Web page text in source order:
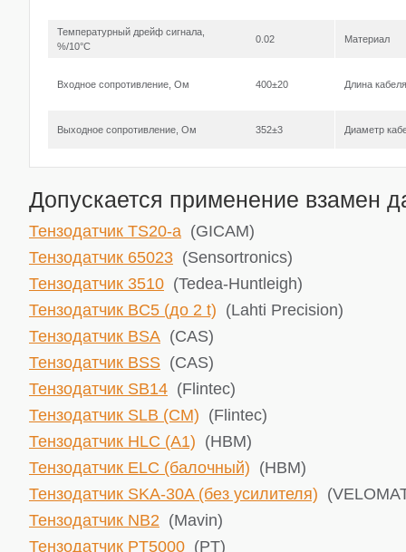
Температурный дрейф сигнала,
%/10°С
0.02 Материал
Входное сопротивление, Ом 400±20 Длина
Выходное сопротивление, Ом 352±3 Диаметр
Допускается применение взамен
Тензодатчик TS20-a (GICAM)
Тензодатчик 65023 (Sensortronics)
Тензодатчик 3510 (Tedea-Huntleigh)
Тензодатчик BC5 (до 2 t) (Lahti Precision)
Тензодатчик BSA (CAS)
Тензодатчик BSS (CAS)
Тензодатчик SB14 (Flintec)
Тензодатчик SLB (CM) (Flintec)
Тензодатчик HLC (A1) (HBM)
Тензодатчик ELC (балочный) (HBM)
Тензодатчик SKA-30A (без усилителя)
Тензодатчик NB2 (Mavin)
Тензодатчик PT5000 (PT)